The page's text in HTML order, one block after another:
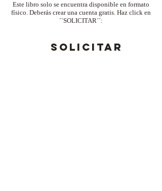
Este libro solo se encuentra disponible en formato
físico. Deberás crear una cuenta gratis. Haz click en
``SOLICITAR´´:
SOLICITAR